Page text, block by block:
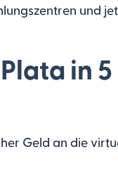
und
in
Geld an die